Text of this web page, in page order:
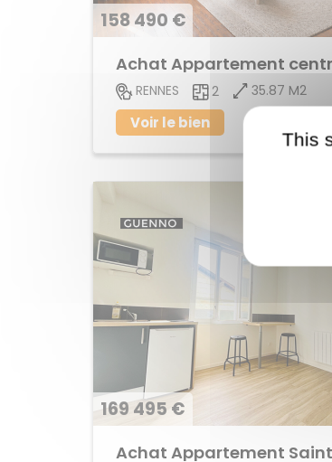
158 490 €
RENNES 2 35.87 M2
Voir le bien
169 495 €
This